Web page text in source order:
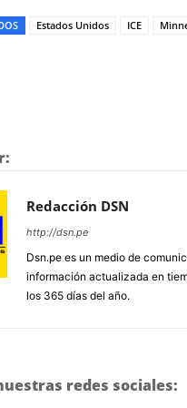
Estados Unidos ICE
Redacción DSN
http://dsn.pe
Dsn.pe es un medio de
información actualizada en
los 365 días del año.
redes sociales: